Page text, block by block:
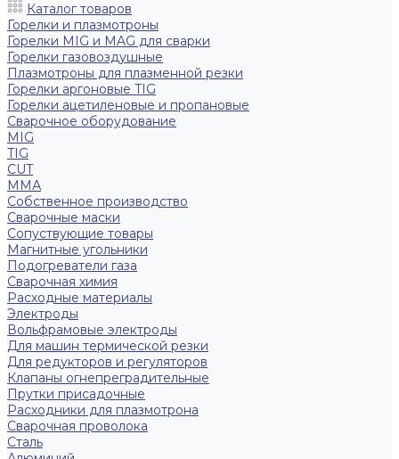
Каталог товаров
Горелки и плазмотроны
Горелки MIG и MAG для сварки
Горелки газовоздушные
Плазмотроны для плазменной резки
Горелки аргоновые TIG
Горелки ацетиленовые и пропановые
Сварочное оборудование
MIG
TIG
CUT
ММА
Собственное производство
Сварочные маски
Сопуствующие товары
Магнитные угольники
Подогреватели газа
Сварочная химия
Расходные материалы
Электроды
Вольфрамовые электроды
Для машин термической резки
Для редукторов и регуляторов
Клапаны огнепреградительные
Прутки присадочные
Расходники для плазмотрона
Сварочная проволока
Сталь